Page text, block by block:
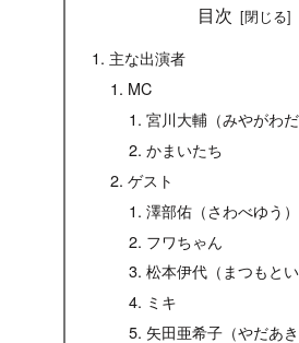
目次
主な出演者
MC
宮川大輔（みやがわだ
かまいたち
ゲスト
澤部佑（さわべゆう）
フワちゃん
松本伊代（まつもとい
ミキ
矢田亜希子（やだあき